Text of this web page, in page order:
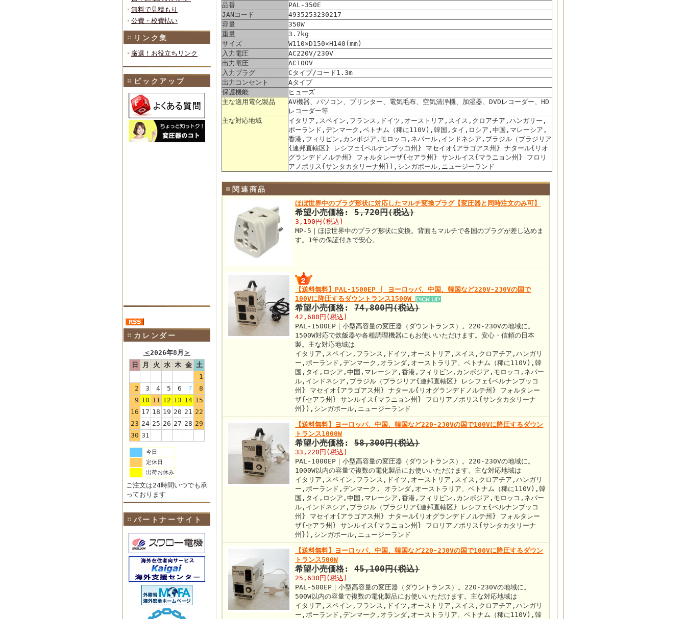
無料で見積もり
公費・校費払い
リンク集
厳選！お役立ちリンク
ピックアップ
カレンダー
＜2026年8月 ＞
日
月 火 水 木 金 土
1
2
3 4 5 6 7
8
9 10 11 12 13 14 15
16 17 18 19 20 21 22
23 24 25 26 27 28 29
30 31
今日
定休日
出荷お休み
ご注文は24時間いつでも承
っております
パートナーサイト
品番
PAL-350E
JANコード
4935253230217
容量
350W
重量
3.7kg
サイズ
W110×D150×H140(mm)
入力電圧
AC220V/230V
出力電圧
AC100V
入力プラグ
Cタイプ/コード1.3m
出力コンセント
Aタイプ
保護機能
ヒューズ
主な適用電化製品
AV機器、パソコン、プリンター、電気毛布、空気清浄機、加湿器、DVDレコーダー、HD
レコーダー等
主な対応地域
イタリア,スペイン,フランス,ドイツ,オーストリア,スイス,クロアチア,ハンガリー,
ポーランド,デンマーク,ベトナム（稀に110V),韓国,タイ,ロシア,中国,マレーシア,
香港,フィリピン,カンボジア,モロッコ,ネパール,インドネシア,ブラジル（ブラジリア
{連邦直轄区} レシフェ{ペルナンブッコ州} マセイオ{アラゴアス州} ナタール{リオ
グランデドノルテ州} フォルタレーザ{セアラ州} サンルイス{マラニョン州} フロリ
アノポリス{サンタカタリーナ州}),シンガポール,ニュージーランド
関連商品
ほぼ世界中のプラグ形状に対応したマルチ変換プラグ【変圧器と同時注文のみ可】
希望小売価格:5,720円(税込)
3,190円(税込)
MP-5｜ほぼ世界中のプラグ形状に変換。背面もマルチで各国のプラグが差し込めま
す。1年の保証付きで安心。
【送料無料】PAL-1500EP | ヨーロッパ、中国、韓国など220V-230Vの国で
100Vに降圧するダウントランス1500W
希望小売価格:74,800円(税込)
42,680円(税込)
PAL-1500EP｜小型高容量の変圧器（ダウントランス）。220-230Vの地域に。
1500W対応で炊飯器や各種調理機器にもお使いいただけます。安心・信頼の日本
製。主な対応地域は
イタリア,スペイン,フランス,ドイツ,オーストリア,スイス,クロアチア,ハンガリ
ー,ポーランド,デンマーク,オランダ,オーストラリア、ベトナム（稀に110V),韓
国,タイ,ロシア,中国,マレーシア,香港,フィリピン,カンボジア,モロッコ,ネパー
ル,インドネシア,ブラジル（ブラジリア{連邦直轄区} レシフェ{ペルナンブッコ
州} マセイオ{アラゴアス州} ナタール{リオグランデドノルテ州} フォルタレー
ザ{セアラ州} サンルイス{マラニョン州} フロリアノポリス{サンタカタリーナ
州}),シンガポール,ニュージーランド
【送料無料】ヨーロッパ、中国、韓国など220-230Vの国で100Vに降圧するダウン
トランス1000W
希望小売価格:58,300円(税込)
33,220円(税込)
PAL-1000EP｜小型高容量の変圧器（ダウントランス）。220-230Vの地域に。
1000W以内の容量で複数の電化製品にお使いいただけます。主な対応地域は
イタリア,スペイン,フランス,ドイツ,オーストリア,スイス,クロアチア,ハンガリ
ー,ポーランド,デンマーク, オランダ,オーストラリア、ベトナム（稀に110V),韓
国,タイ,ロシア,中国,マレーシア,香港,フィリピン,カンボジア,モロッコ,ネパー
ル,インドネシア,ブラジル（ブラジリア{連邦直轄区} レシフェ{ペルナンブッコ
州} マセイオ{アラゴアス州} ナタール{リオグランデドノルテ州} フォルタレー
ザ{セアラ州} サンルイス{マラニョン州} フロリアノポリス{サンタカタリーナ
州}),シンガポール,ニュージーランド
【送料無料】ヨーロッパ、中国、韓国など220-230Vの国で100Vに降圧するダウン
トランス500W
希望小売価格:45,100円(税込)
25,630円(税込)
PAL-500EP｜小型高容量の変圧器（ダウントランス）。220-230Vの地域に。
500W以内の容量で複数の電化製品にお使いいただけます。主な対応地域は
イタリア,スペイン,フランス,ドイツ,オーストリア,スイス,クロアチア,ハンガリ
ー,ポーランド,デンマーク,オランダ,オーストラリア、ベトナム（稀に110V),韓